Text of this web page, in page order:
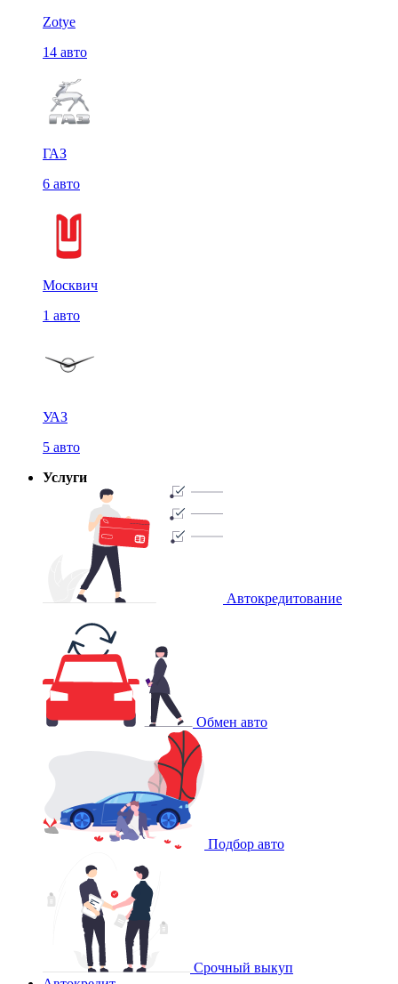
Zotye
14 авто
ГАЗ
6 авто
Москвич
1 авто
УАЗ
5 авто
Услуги
Автокредитование
Обмен авто
Подбор авто
Срочный выкуп